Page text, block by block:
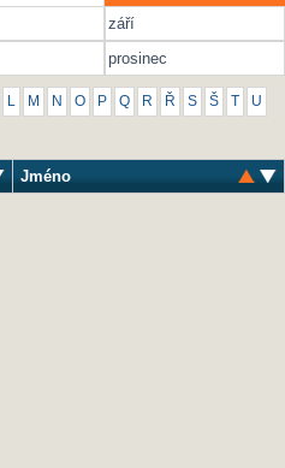
září
prosinec
L M N O P Q R Ř S Š U
Jméno